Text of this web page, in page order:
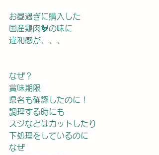
お昼過ぎに購入した
国産鶏肉🐓の味に
違和感が、、、
なぜ？
賞味期限
県名も確認したのに！
調理する時にも
スジなどはカットしたり
下処理をしているのに
なぜ